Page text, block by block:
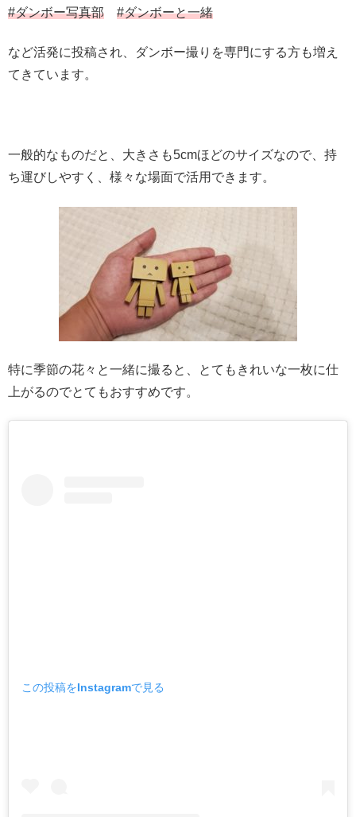
#ダンボー写真部 #ダンボーと一緒
など活発に投稿され、ダンボー撮りを専門にする方も増え
てきています。
一般的なものだと、大きさも5cmほどのサイズなので、持
ち運びしやすく、様々な場面で活用できます。
特に季節の花々と一緒に撮ると、とてもきれいな一枚に仕
上がるのでとてもおすすめです。
この投稿をInstagramで見る